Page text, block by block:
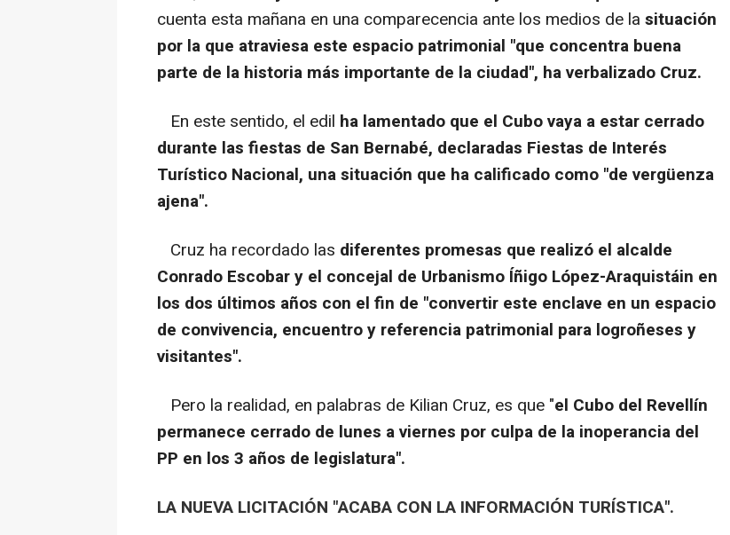
cuenta esta mañana en una comparecencia ante los medios de la situación
por la que atraviesa este espacio patrimonial "que concentra buena
parte de la historia más importante de la ciudad", ha verbalizado Cruz.
En este sentido, el edil ha lamentado que el Cubo vaya a estar cerrado
durante las fiestas de San Bernabé, declaradas Fiestas de Interés
Turístico Nacional, una situación que ha calificado como "de vergüenza
ajena".
Cruz ha recordado las diferentes promesas que realizó el alcalde
Conrado Escobar y el concejal de Urbanismo Íñigo López-Araquistáin en
los dos últimos años con el fin de "convertir este enclave en un espacio
de convivencia, encuentro y referencia patrimonial para logroñeses y
visitantes".
Pero la realidad, en palabras de Kilian Cruz, es que "el Cubo del Revellín
permanece cerrado de lunes a viernes por culpa de la inoperancia del
PP en los 3 años de legislatura".
LA NUEVA LICITACIÓN "ACABA CON LA INFORMACIÓN TURÍSTICA".